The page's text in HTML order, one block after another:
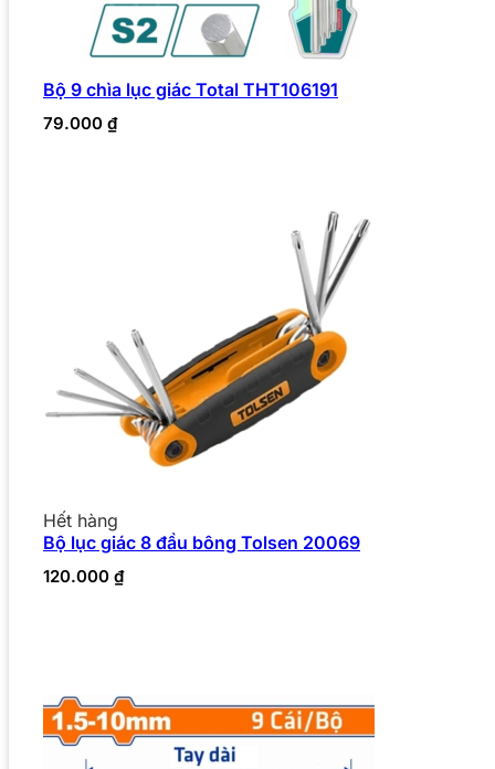
Bộ 9 chìa lục giác Total THT106191
79.000 ₫
Hết hàng
Bộ lục giác 8 đầu bông Tolsen 20069
120.000 ₫